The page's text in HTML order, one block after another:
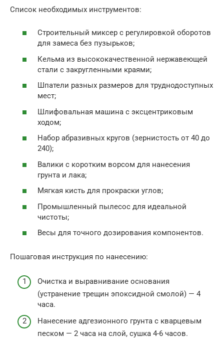
Список необходимых инструментов:
Строительный миксер с регулировкой оборотов
для замеса без пузырьков;
Кельма из высококачественной нержавеющей
стали с закругленными краями;
Шпатели разных размеров для труднодоступных
мест;
Шлифовальная машина с эксцентриковым
ходом;
Набор абразивных кругов (зернистость от 40 до
240);
Валики с коротким ворсом для нанесения
грунта и лака;
Мягкая кисть для прокраски углов;
Промышленный пылесос для идеальной
чистоты;
Весы для точного дозирования компонентов.
Пошаговая инструкция по нанесению:
Очистка и выравнивание основания
(устранение трещин эпоксидной смолой) — 4
часа.
Нанесение адгезионного грунта с кварцевым
песком — 2 часа на слой, сушка 4-6 часов.